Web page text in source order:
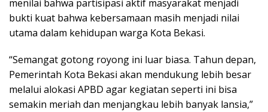
menilai bahwa partisipasi aktif masyarakat menjadi
bukti kuat bahwa kebersamaan masih menjadi nilai
utama dalam kehidupan warga Kota Bekasi.
“Semangat gotong royong ini luar biasa. Tahun depan,
Pemerintah Kota Bekasi akan mendukung lebih besar
melalui alokasi APBD agar kegiatan seperti ini bisa
semakin meriah dan menjangkau lebih banyak lansia,”